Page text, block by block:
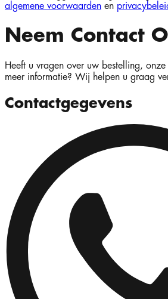
algemene voorwaarden en
Neem Contact
Heeft u vragen over uw bestelling,
meer informatie? Wij helpen u graag
Contactgegevens